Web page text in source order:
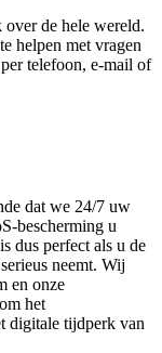
de hele wereld.
helpen met vragen
telefoon, e-mail of
dat we 24/7 uw
bescherming u
dus perfect als u de
neemt. Wij
en onze
het
digitale tijdperk van